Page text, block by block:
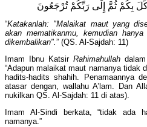
بِكُمْ ثُمَّ إِلَى رَبِّكُمْ تُرْجَعُونَ
“Katakanlah: "Malaikat maut yang
akan mematikanmu, kemudian
dikembalikan".” (QS. Al-Sajdah: 11)
Imam Ibnu Katsir Rahimahullahdalam
“Adapun malaikat maut namanya tidak
hadits-hadits shahih. Penamaannya
atasar dengan, wallahu A’lam. Dan
nukilkan QS. Al-Sajdah: 11 di atas).
Imam Al-Sindi berkata, “tidak ada
namanya.”